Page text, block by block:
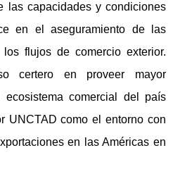
las capacidades y condiciones
en el aseguramiento de las
flujos de comercio exterior.
certero en proveer mayor
comercial del país
UNCTAD como el entorno con
en las Américas en